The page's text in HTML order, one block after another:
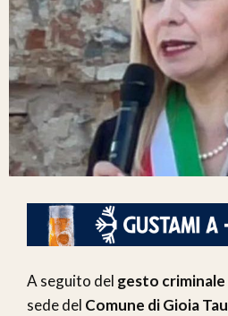
A seguito del gesto criminale
sede del Comune di Gioia